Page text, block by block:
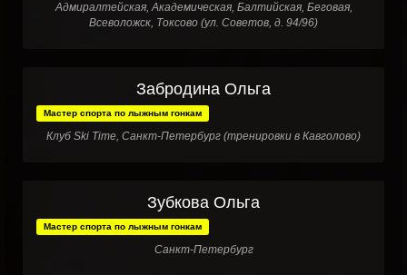
Адмиралтейская, Академическая, Балтийская, Беговая,
Всеволожск, Токсово (ул. Советов, д. 94/96)
Забродина Ольга
Мастер спорта по лыжным гонкам
Клуб Ski Time, Санкт-Петербург (тренировки в Кавголово)
Зубкова Ольга
Мастер спорта по лыжным гонкам
Санкт-Петербург